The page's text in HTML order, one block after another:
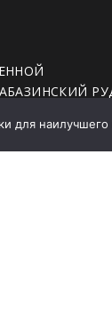
ХАКАСИЯ
УЛИЦА
для наилучшего